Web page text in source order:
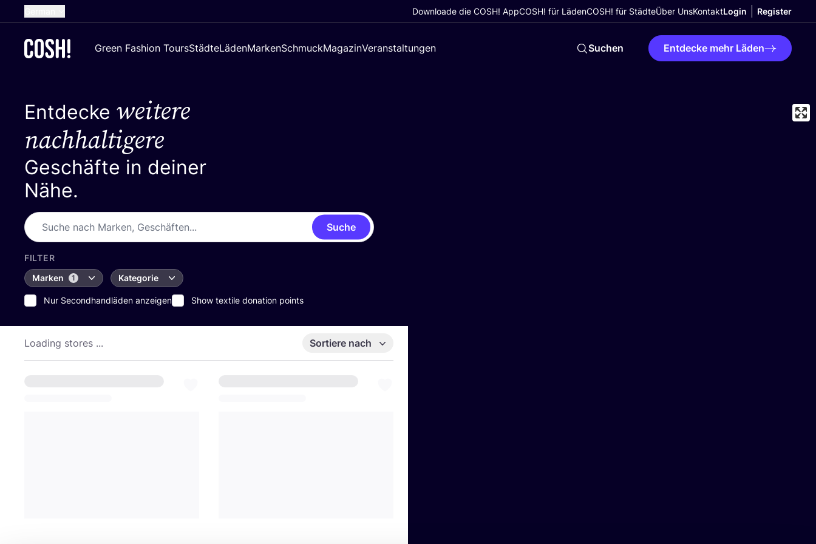
Dutch
Spanish
Downloade die COSH! AppCOSH! für LädenCOSH! für StädteÜber UnsKontaktLogin Register
Green Fashion ToursStädteLädenMarkenSchmuckMagazinVeranstaltungen Suchen Entdecke mehr Läden
Entdecke weitere
nachhaltigere
Geschäfte in deiner
Nähe.
Suche
FILTER
Marken
1 Kategorie
Nur Secondhandläden anzeigen Show textile donation points
Loading stores ... Sortiere nach